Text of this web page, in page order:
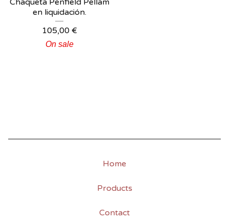
Chaqueta Penfield Pellam
en liquidación.
105,00 €
On sale
Home
Products
Contact